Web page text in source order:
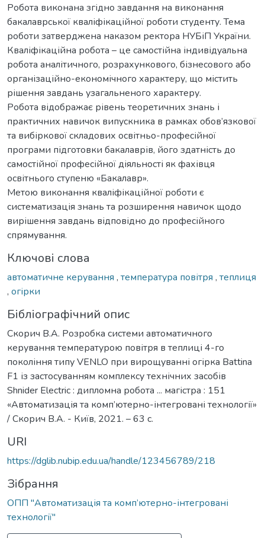
Робота виконана згідно завдання на виконання
бакалаврської кваліфікаційної роботи студенту. Тема
роботи затверджена наказом ректора НУБіП України.
Кваліфікаційна робота – це самостійна індивідуальна
робота аналітичного, розрахункового, бізнесового або
організаційно-економічного характеру, що містить
рішення завдань узагальненого характеру.
Робота відображає рівень теоретичних знань і
практичних навичок випускника в рамках обов’язкової
та вибіркової складових освітньо-професійної
програми підготовки бакалаврів, його здатність до
самостійної професійної діяльності як фахівця
освітнього ступеню «Бакалавр».
Метою виконання кваліфікаційної роботи є
систематизація знань та розширення навичок щодо
вирішення завдань відповідно до професійного
спрямування.
Ключові слова
автоматичне керування , температура повітря , теплиця
, огірки
Бібліографічний опис
Скорич В.А. Розробка системи автоматичного
керування температурою повітря в теплиці 4-го
покоління типу VENLO при вирощуванні огірка Battina
F1 із застосуванням комплексу технічних засобів
Shnider Electric : дипломна робота ... магістра : 151
«Автоматизація та комп’ютерно-інтегровані технології»
/ Скорич В.А. - Київ, 2021. – 63 с.
URI
https://dglib.nubip.edu.ua/handle/123456789/218
Зібрання
ОПП "Автоматизація та комп’ютерно-інтегровані
технології"